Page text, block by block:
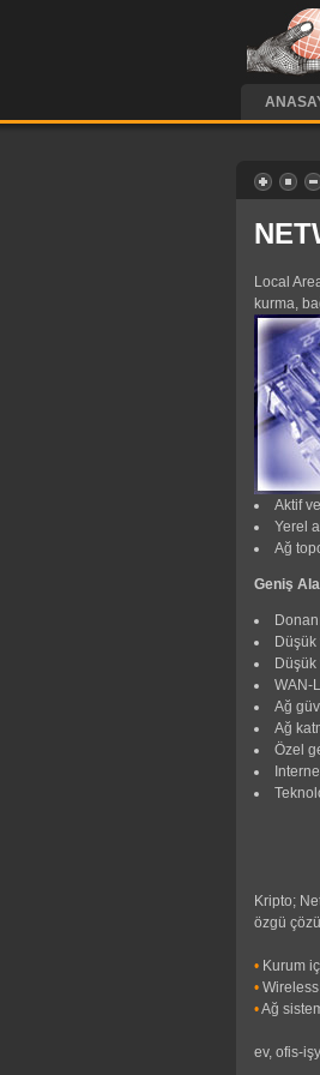
Local
kurma,
Aktif
Yerel
Ağ
Geniş
Düşük
Düşük
WAN-
Ağ
Ağ
Özel
Kripto;
özgü
• Kurum
•
•Ağ
ev, ofis-